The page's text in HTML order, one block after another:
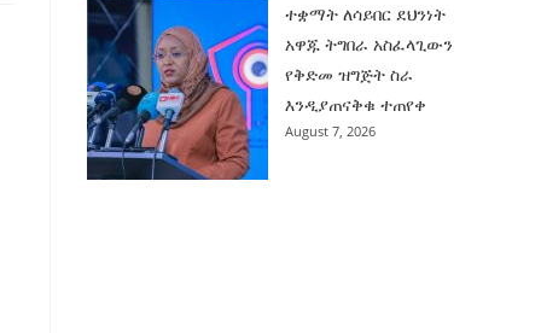
ተቋማት ለሳይበር ደህንነት
አዋጁ ትግበራ አስፈላጊውን
የቅድመ ዝግጅት ስራ
እንዲያጠናቅቁ ተጠየቀ
August 7, 2026